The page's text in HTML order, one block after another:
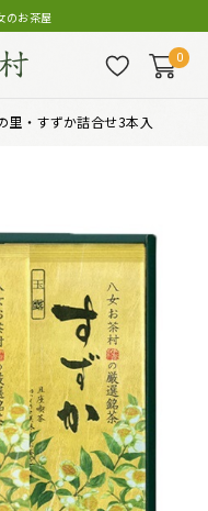
のお茶屋
0
里・すずか詰合せ3本入